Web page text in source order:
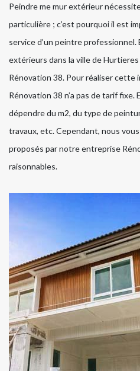
Peindre me mur extérieur
particulière ; c’est pourquoi il est
service d’un peintre professionnel.
extérieurs dans la ville de
Rénovation 38. Pour réaliser
Rénovation 38 n’a pas de tarif
dépendre du m2, du type de
travaux, etc. Cependant, nous
proposés par notre entreprise
raisonnables.